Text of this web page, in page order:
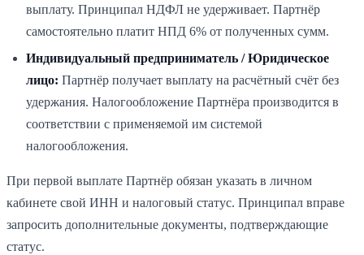
выплату. Принципал НДФЛ не удерживает. Партнёр
самостоятельно платит НПД 6% от полученных сумм.
Индивидуальный предприниматель / Юридическое
лицо: Партнёр получает выплату на расчётный счёт без
удержания. Налогообложение Партнёра производится в
соответствии с применяемой им системой
налогообложения.
При первой выплате Партнёр обязан указать в личном
кабинете свой ИНН и налоговый статус. Принципал вправе
запросить дополнительные документы, подтверждающие
статус.